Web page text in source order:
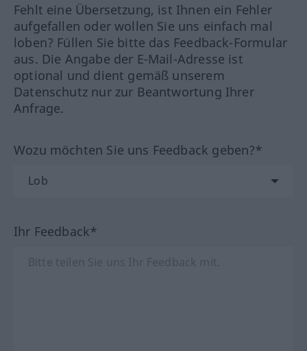
Fehlt eine Übersetzung, ist Ihnen ein Fehler
aufgefallen oder wollen Sie uns einfach mal
loben? Füllen Sie bitte das Feedback-Formular
aus. Die Angabe der E-Mail-Adresse ist
optional und dient gemäß unserem
Datenschutz nur zur Beantwortung Ihrer
Anfrage.
Wozu möchten Sie uns Feedback geben?*
Ihr Feedback*